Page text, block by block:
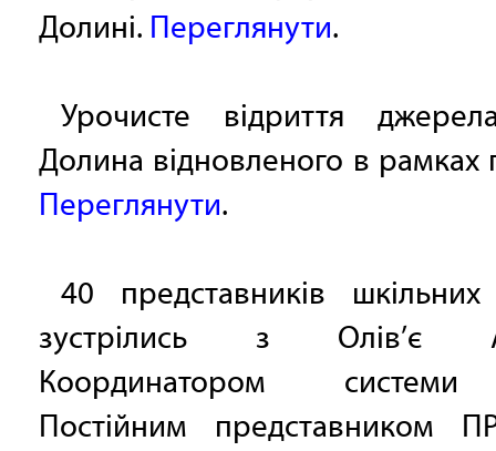
Долині. Переглянути.
Урочисте відриття
Долина відновленого в рамках
Переглянути.
40 представників
зустрілись з Олів’є
Координатором
Постійним представником